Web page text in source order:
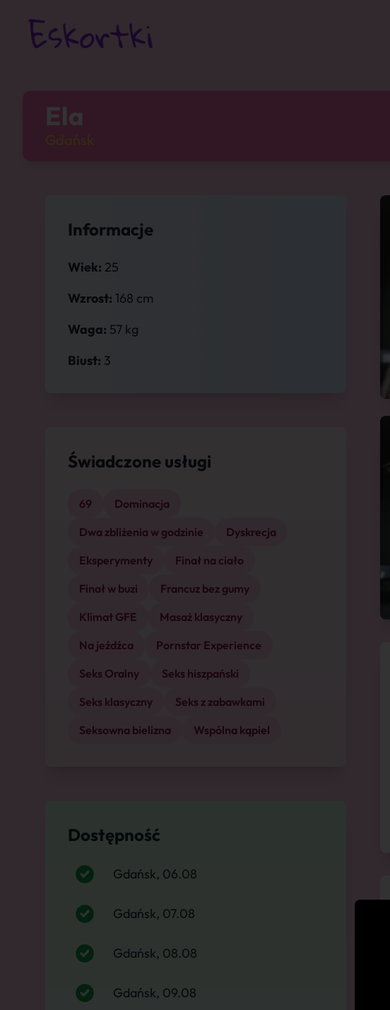
Ela
Informacje
Wiek: 25
Wzrost: 168 cm
Waga: 57 kg
Biust: 3
Świadczone usługi
69
Dominacja
Dwa zbliżenia w godzinie
Dyskrecja
Eksperymenty
Finał na ciało
Finał w buzi
Francuz bez gumy
Klimat GFE
Masaż klasyczny
Na jeźdźca
Pornstar Experience
Seks Oralny
Seks hiszpański
Seks klasyczny
Seks z zabawkami
Seksowna bielizna
Wspólna kąpiel
Dostępność
Gdańsk, 06.08
Gdańsk, 07.08
Gdańsk, 08.08
Gdańsk, 09.08